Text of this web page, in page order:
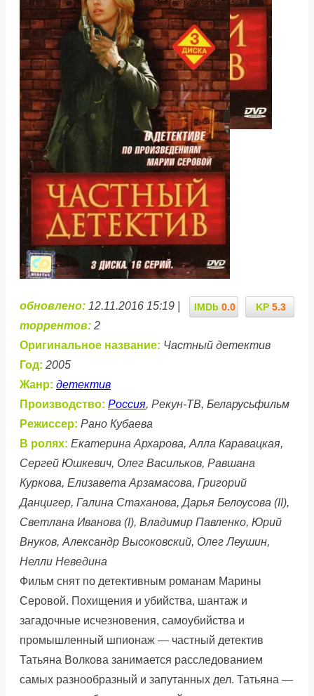
KP 5.3
IMDb 0.0
обновлено: 12.11.2016 15:19 |
торрентов: 2
Оригинальное название: Частный детектив
Год: 2005
Жанр: детектив
Производство: Россия, Рекун-ТВ, Беларусьфильм
Режиссер: Рано Кубаева
В ролях: Екатерина Архарова, Алла Каравацкая,
Сергей Юшкевич, Олег Васильков, Равшана
Куркова, Елизавета Арзамасова, Григорий
Данцигер, Галина Стаханова, Дарья Белоусова (II),
Светлана Иванова (I), Владимир Павленко, Юрий
Внуков, Александр Высоковский, Олег Леушин,
Нелли Неведина
Фильм снят по детективным романам Марины
Серовой. Похищения и убийства, шантаж и
загадочные исчезновения, самоубийства и
промышленный шпионаж — частный детектив
Татьяна Волкова занимается расследованием
самых разнообразный и запутанных дел. Татьяна —